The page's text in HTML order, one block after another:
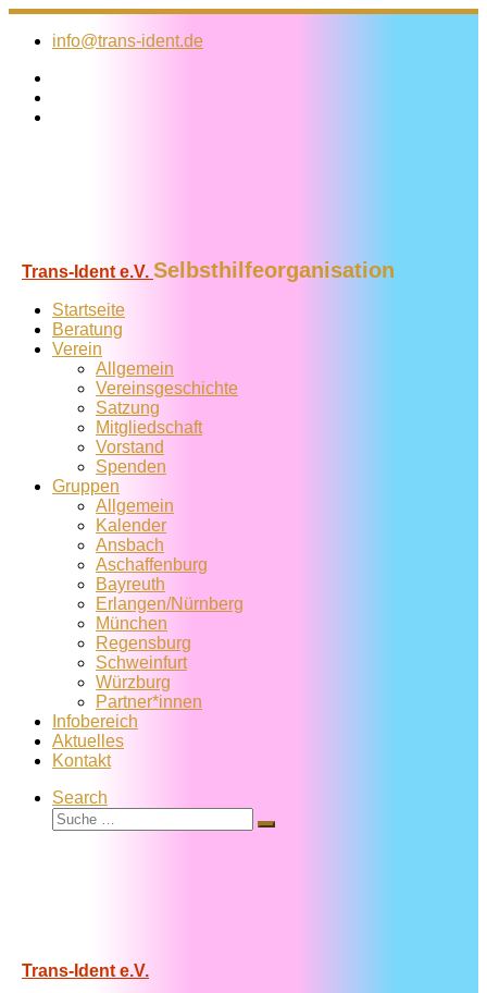
Zum
Inhalt
info@trans-ident.de
Trans-Ident e.V. Selbsthilfeorganisation
Startseite
Beratung
Verein
Allgemein
Vereins­geschichte
Satzung
Mitglied­schaft
Vorstand
Spenden
Gruppen
Allgemein
Kalender
Ansbach
Aschaffenburg
Bayreuth
Erlangen/Nürnberg
München
Regensburg
Schweinfurt
Würzburg
Partner*innen
Infobereich
Aktuelles
Kontakt
Search
Suche
Suche
Trans-Ident e.V.